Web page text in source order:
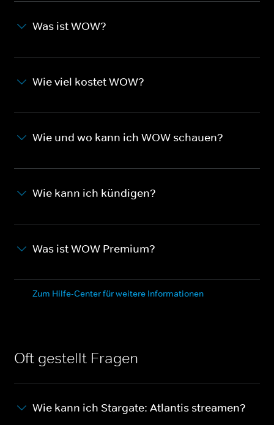
Was ist WOW?
Wie viel kostet WOW?
Wie und wo kann ich WOW schauen?
Wie kann ich kündigen?
Was ist WOW Premium?
Zum Hilfe-Center für weitere Informationen
Oft gestellt Fragen
Wie kann ich Stargate: Atlantis streamen?